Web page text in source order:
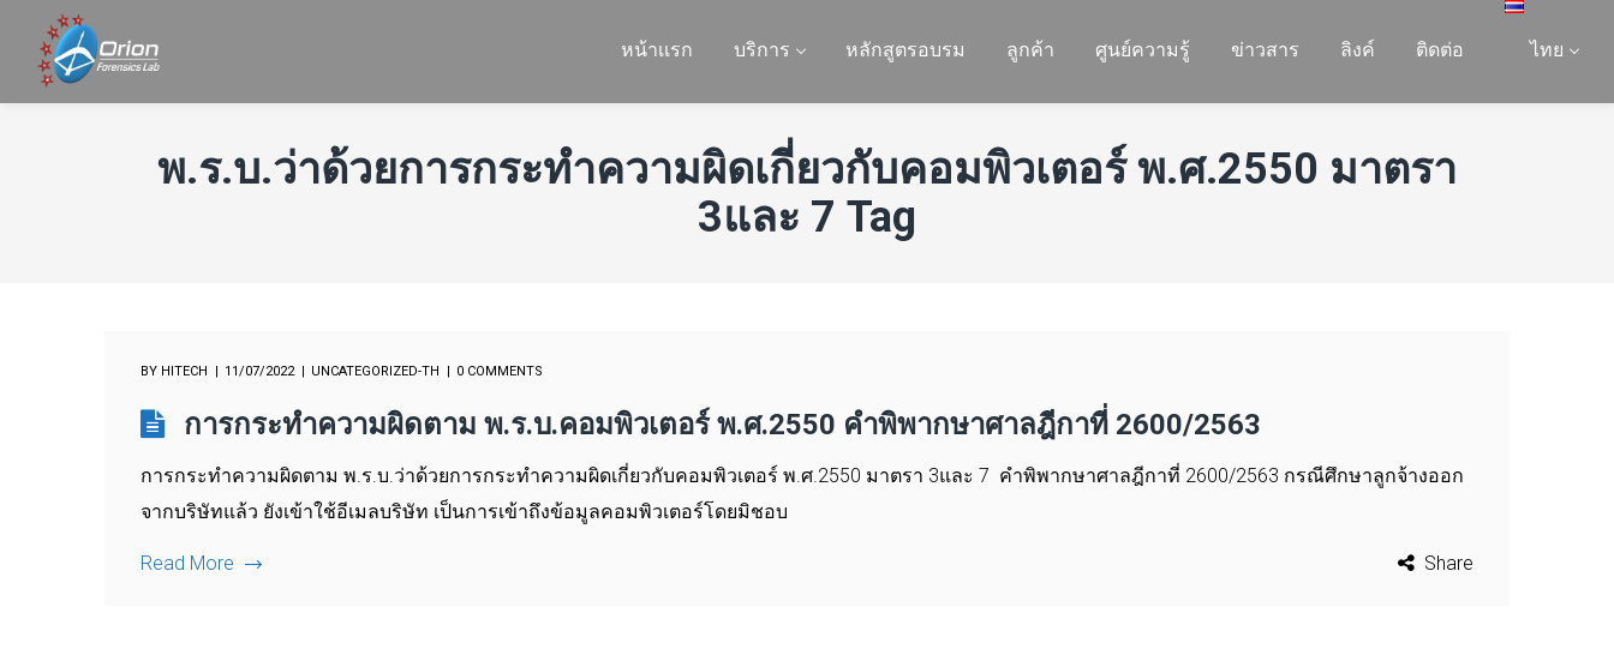
หน้าเเรก บริการ หลักสูตรอบรม ลูกค้า ศูนย์ความรู้ ข่าวสาร ลิงค์ ติดต่อ ไทย
พ.ร.บ.ว่าด้วยการกระทำความผิดเกี่ยวกับคอมพิวเตอร์ พ.ศ.2550 มาตรา
3และ 7 Tag
BY HITECH 11/07/2022 UNCATEGORIZED-TH 0 COMMENTS
การกระทำความผิดตาม พ.ร.บ.คอมพิวเตอร์ พ.ศ.2550 คำพิพากษาศาลฎีกาที่ 2600/2563
การกระทำความผิดตาม พ.ร.บ.ว่าด้วยการกระทำความผิดเกี่ยวกับคอมพิวเตอร์ พ.ศ.2550 มาตรา 3และ 7 คำพิพากษาศาลฎีกาที่ 2600/2563 กรณีศึกษาลูกจ้างออก
จากบริษัทแล้ว ยังเข้าใช้อีเมลบริษัท เป็นการเข้าถึงข้อมูลคอมพิวเตอร์โดยมิชอบ
Read More Share